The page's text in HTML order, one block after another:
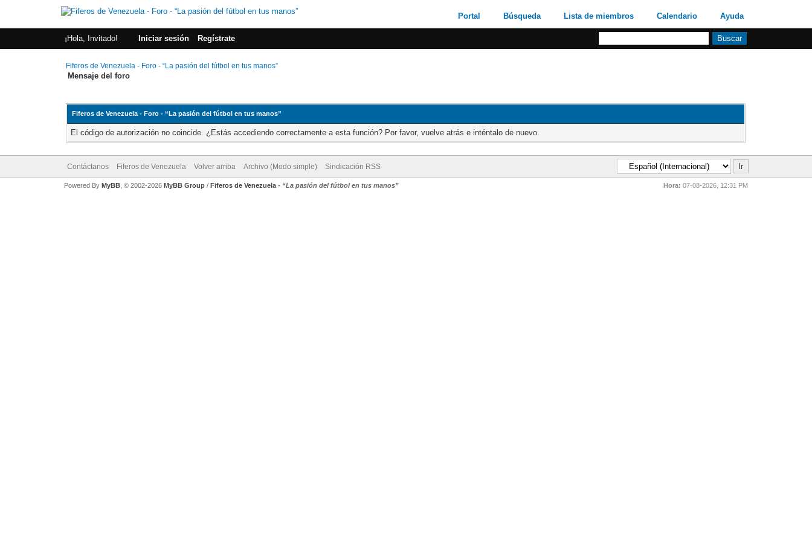
Portal Búsqueda Lista de miembros Calendario Ayuda
¡Hola, Invitado! Iniciar sesión Regístrate
Fiferos de Venezuela - Foro - “La pasión del fútbol en tus manos”
Mensaje del foro
Fiferos de Venezuela - Foro - “La pasión del fútbol en tus manos”
El código de autorización no coincide. ¿Estás accediendo correctamente a esta función? Por favor, vuelve atrás e inténtalo de nuevo.
Contáctanos Fiferos de Venezuela Volver arriba Archivo (Modo simple) Sindicación RSS
Hora: 07-08-2026, 12:31 PM
Powered By MyBB, © 2002-2026 MyBB Group/ Fiferos de Venezuela- “La pasión del fútbol en tus manos”